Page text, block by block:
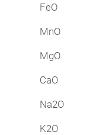
FeO
MnO
MgO
CaO
Na2O
K2O